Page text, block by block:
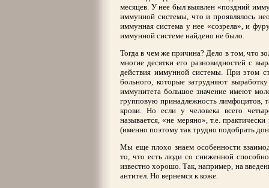
месяцев. У нее был выявлен «поздний
иммунной системы, что и проявлялось
иммунная система у нее «созрела», и
иммунной системе найдено не было.
Тогда в чем же причина? Дело в том, что
многие десятки его разновидностей с
действия иммунной системы. При этом
больного, которые затрудняют
иммунитета большое значение имеют
групповую принадлежность лимфоцитов,
крови. Но если у человека всего
называется, «не меряно», т.е.
(именно поэтому так трудно подобрать
Мы еще плохо знаем особенности
то, что есть люди со сниженной
известно хорошо. Так, например, на
антител. Но вернемся к коже.